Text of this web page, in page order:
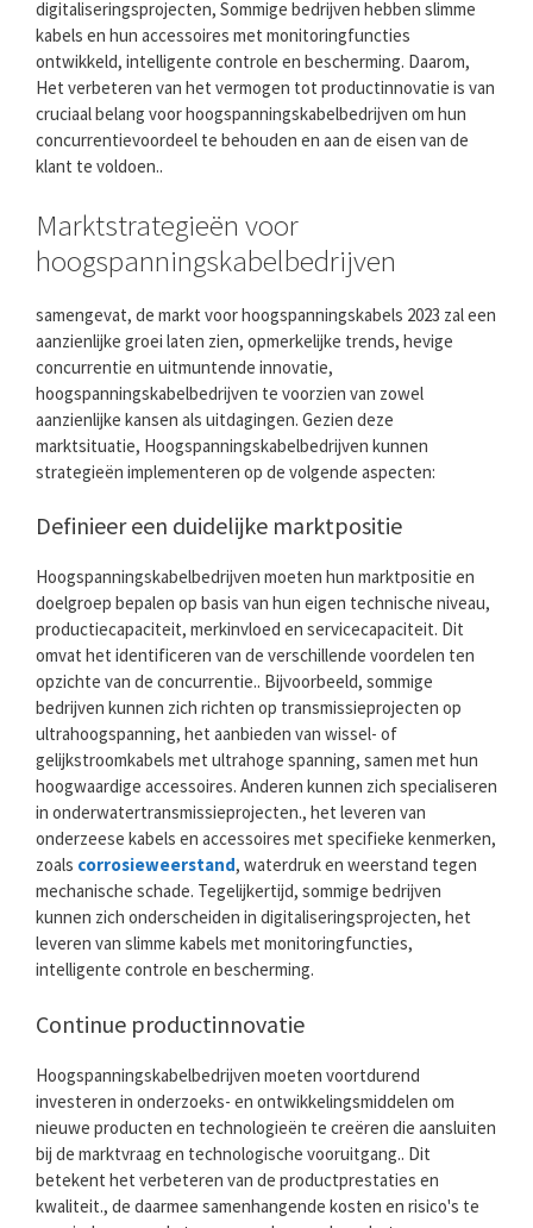
digitaliseringsprojecten, Sommige bedrijven hebben slimme
kabels en hun accessoires met monitoringfuncties
ontwikkeld, intelligente controle en bescherming. Daarom,
Het verbeteren van het vermogen tot productinnovatie is van
cruciaal belang voor hoogspanningskabelbedrijven om hun
concurrentievoordeel te behouden en aan de eisen van de
klant te voldoen..
Marktstrategieën voor
hoogspanningskabelbedrijven
samengevat, de markt voor hoogspanningskabels 2023 zal een
aanzienlijke groei laten zien, opmerkelijke trends, hevige
concurrentie en uitmuntende innovatie,
hoogspanningskabelbedrijven te voorzien van zowel
aanzienlijke kansen als uitdagingen. Gezien deze
marktsituatie, Hoogspanningskabelbedrijven kunnen
strategieën implementeren op de volgende aspecten:
Definieer een duidelijke marktpositie
Hoogspanningskabelbedrijven moeten hun marktpositie en
doelgroep bepalen op basis van hun eigen technische niveau,
productiecapaciteit, merkinvloed en servicecapaciteit. Dit
omvat het identificeren van de verschillende voordelen ten
opzichte van de concurrentie.. Bijvoorbeeld, sommige
bedrijven kunnen zich richten op transmissieprojecten op
ultrahoogspanning, het aanbieden van wissel- of
gelijkstroomkabels met ultrahoge spanning, samen met hun
hoogwaardige accessoires. Anderen kunnen zich specialiseren
in onderwatertransmissieprojecten., het leveren van
onderzeese kabels en accessoires met specifieke kenmerken,
zoals corrosieweerstand, waterdruk en weerstand tegen
mechanische schade. Tegelijkertijd, sommige bedrijven
kunnen zich onderscheiden in digitaliseringsprojecten, het
leveren van slimme kabels met monitoringfuncties,
intelligente controle en bescherming.
Continue productinnovatie
Hoogspanningskabelbedrijven moeten voortdurend
investeren in onderzoeks- en ontwikkelingsmiddelen om
nieuwe producten en technologieën te creëren die aansluiten
bij de marktvraag en technologische vooruitgang.. Dit
betekent het verbeteren van de productprestaties en
kwaliteit., de daarmee samenhangende kosten en risico's te